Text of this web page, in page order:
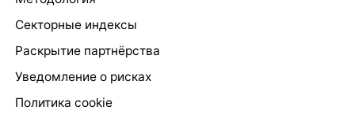
Секторные индексы
Раскрытие партнёрства
Уведомление о рисках
Политика cookie